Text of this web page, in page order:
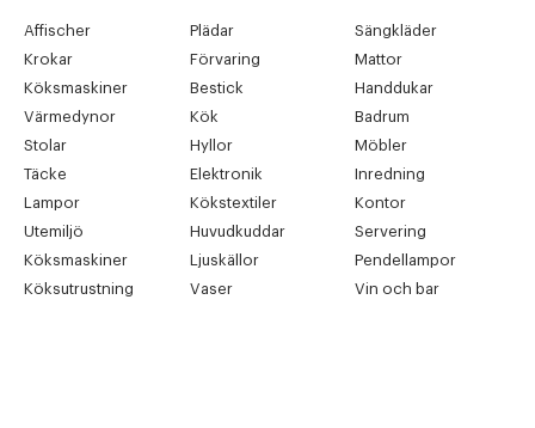
Affischer Plädar
Sängkläder
Krokar
Förvaring
Mattor
Köksmaskiner
Bestick
Handdukar
Värmedynor
Kök
Badrum
Stolar
Hyllor
Möbler
Täcke
Elektronik
Inredning
Lampor
Kökstextiler
Kontor
Utemiljö
Huvudkuddar
Servering
Köksmaskiner
Ljuskällor
Pendellampor
Köksutrustning
Vaser Vin och bar